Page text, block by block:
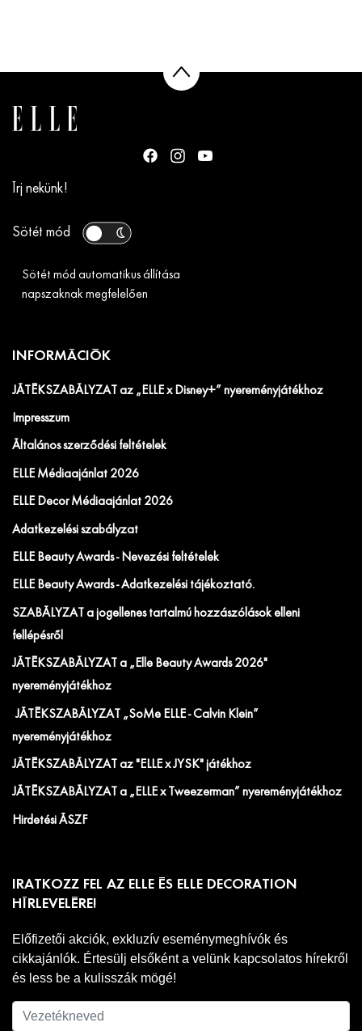
Írj nekünk!
Sötét mód
Sötét mód automatikus állítása
napszaknak megfelelően
INFORMÁCIÓK
JÁTÉKSZABÁLYZAT az „ELLE x Disney+” nyereményjátékhoz
Impresszum
Általános szerződési feltételek
ELLE Médiaajánlat 2026
ELLE Decor Médiaajánlat 2026
Adatkezelési szabályzat
ELLE Beauty Awards - Nevezési feltételek
ELLE Beauty Awards - Adatkezelési tájékoztató.
SZABÁLYZAT a jogellenes tartalmú hozzászólások elleni
fellépésről
JÁTÉKSZABÁLYZAT a „Elle Beauty Awards 2026"
nyereményjátékhoz
JÁTÉKSZABÁLYZAT „SoMe ELLE - Calvin Klein”
nyereményjátékhoz
JÁTÉKSZABÁLYZAT az "ELLE x JYSK" játékhoz
JÁTÉKSZABÁLYZAT a „ELLE x Tweezerman” nyereményjátékhoz
Hirdetési ÁSZF
IRATKOZZ FEL AZ ELLE ÉS ELLE DECORATION
HÍRLEVELÉRE!
Előfizetői akciók, exkluzív eseménymeghívók és
cikkajánlók. Értesülj elsőként a velünk kapcsolatos hírekről
és less be a kulisszák mögé!